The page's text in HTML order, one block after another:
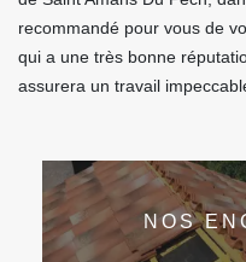
recommandé pour vous de
qui a une très bonne
assurera un travail
NOS